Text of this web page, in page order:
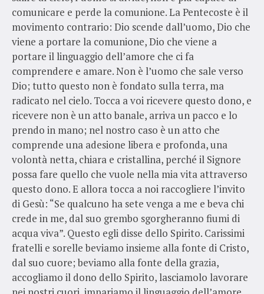
comunicare e perde la comunione. La Pentecoste è il
movimento contrario: Dio scende dall’uomo, Dio che
viene a portare la comunione, Dio che viene a
portare il linguaggio dell’amore che ci fa
comprendere e amare. Non è l’uomo che sale verso
Dio; tutto questo non è fondato sulla terra, ma
radicato nel cielo. Tocca a voi ricevere questo dono, e
ricevere non è un atto banale, arriva un pacco e lo
prendo in mano; nel nostro caso è un atto che
comprende una adesione libera e profonda, una
volontà netta, chiara e cristallina, perché il Signore
possa fare quello che vuole nella mia vita attraverso
questo dono. E allora tocca a noi raccogliere l’invito
di Gesù: “Se qualcuno ha sete venga a me e beva chi
crede in me, dal suo grembo sgorgheranno fiumi di
acqua viva”. Questo egli disse dello Spirito. Carissimi
fratelli e sorelle beviamo insieme alla fonte di Cristo,
dal suo cuore; beviamo alla fonte della grazia,
accogliamo il dono dello Spirito, lasciamolo lavorare